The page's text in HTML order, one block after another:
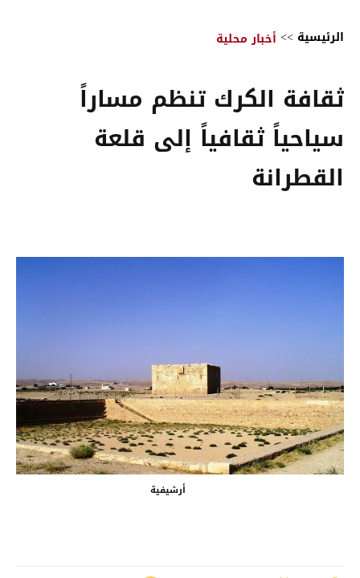
الرئيسية >> أخبار محلية
ثقافة الكرك تنظم مساراً
سياحياً ثقافياً إلى قلعة
القطرانة
أرشيفية